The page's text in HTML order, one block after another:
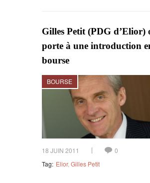
Gilles Petit (PDG d’Elior)
porte à une introduction
bourse
BOURSE
18 JUIN 2011
0
Tag: Elior, Gilles Petit